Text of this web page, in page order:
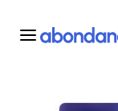
Toutes les actus